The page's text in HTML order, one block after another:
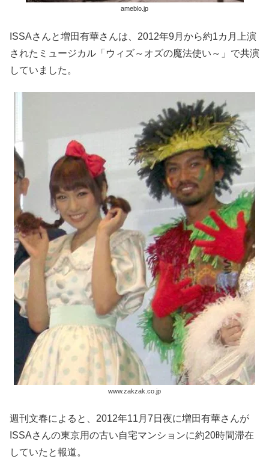
ameblo.jp
ISSAさんと増田有華さんは、2012年9月から約1カ月上演
されたミュージカル「ウィズ～オズの魔法使い～」で共演
していました。
www.zakzak.co.jp
週刊文春によると、2012年11月7日夜に増田有華さんが
ISSAさんの東京用の古い自宅マンションに約20時間滞在
していたと報道。